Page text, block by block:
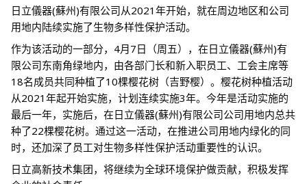
日立儀器(蘇州)有限公司从2021年开始，就在周边地区和公司
用地内陆续实施了生物多样性保护活动。
作为该活动的一部分，4月7日（周五），在日立儀器(蘇州)有
限公司东南角绿地内，由各部门长和新入职员工、工会主席等
18名成员共同种植了10棵樱花树（吉野樱）。樱花树种植活动
从2021年起开始实施，计划连续实施3年。今年是活动实施的
最后一年，实施后，在日立儀器(蘇州)有限公司公司用地内总共
种了22棵樱花树。通过这一活动，在推进公司用地内绿化的同
时，还加深了员工对生物多样性保护活动重要性的认识。
日立高新技术集团，将继续为全球环境保护做贡献，积极发挥